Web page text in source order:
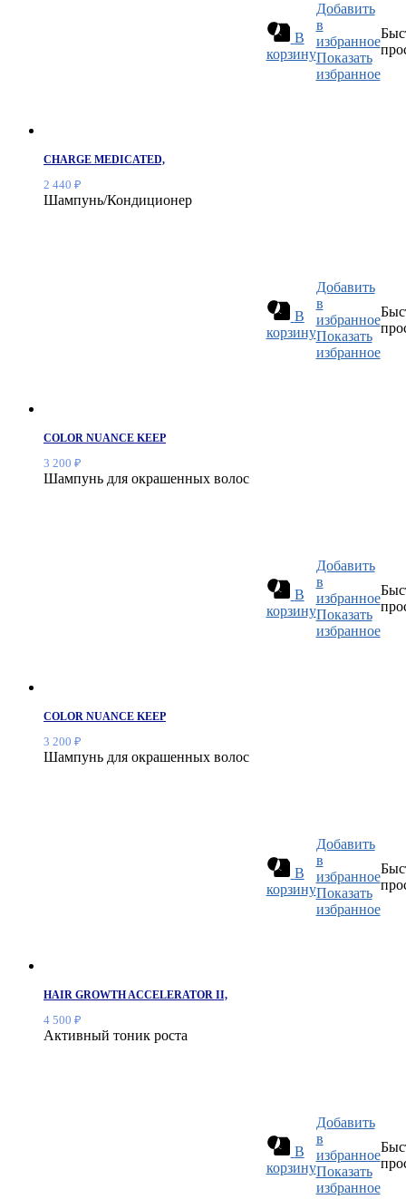
В
корзину
Добавить
в
избранное
Показать
избранное
CHARGE MEDICATED,
2 440 ₽
Шампунь/Кондиционер
В
корзину
Добавить
в
избранное
Показать
избранное
COLOR NUANCE KEEP
3 200 ₽
Шампунь для окрашенных волос
В
корзину
Добавить
в
избранное
Показать
избранное
COLOR NUANCE KEEP
3 200 ₽
Шампунь для окрашенных волос
В
корзину
Добавить
в
избранное
Показать
избранное
HAIR GROWTH ACCELERATOR II,
4 500 ₽
Активный тоник роста
В
корзину
Добавить
в
избранное
Показать
избранное